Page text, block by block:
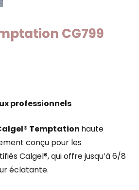
CG799
professionnels
Temptation haute
conçu pour les
Calgel®, qui offre jusqu’à 6/8
éclatante.